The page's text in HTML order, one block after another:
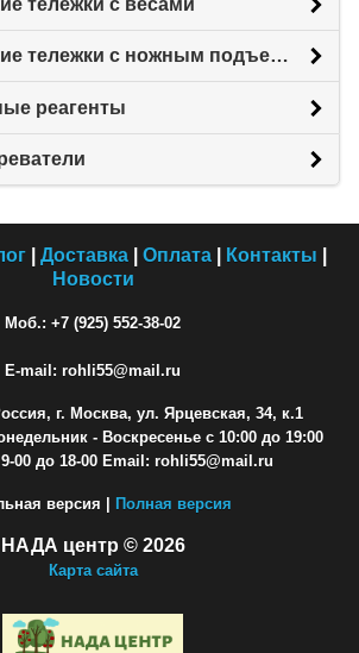
Гидравлические тележки с ножным подъемом
реагенты
| Доставка| Оплата| Контакты
Новости
Моб.: +7 (925) 552-38-02
E-mail: rohli55@mail.ru
г. Москва, ул. Ярцевская, 34, к.1
- Воскресенье с 10:00 до 19:00
00 до 18-00 Email: rohli55@mail.ru
версия | Полная версия
НАДА центр © 2026
Карта сайта